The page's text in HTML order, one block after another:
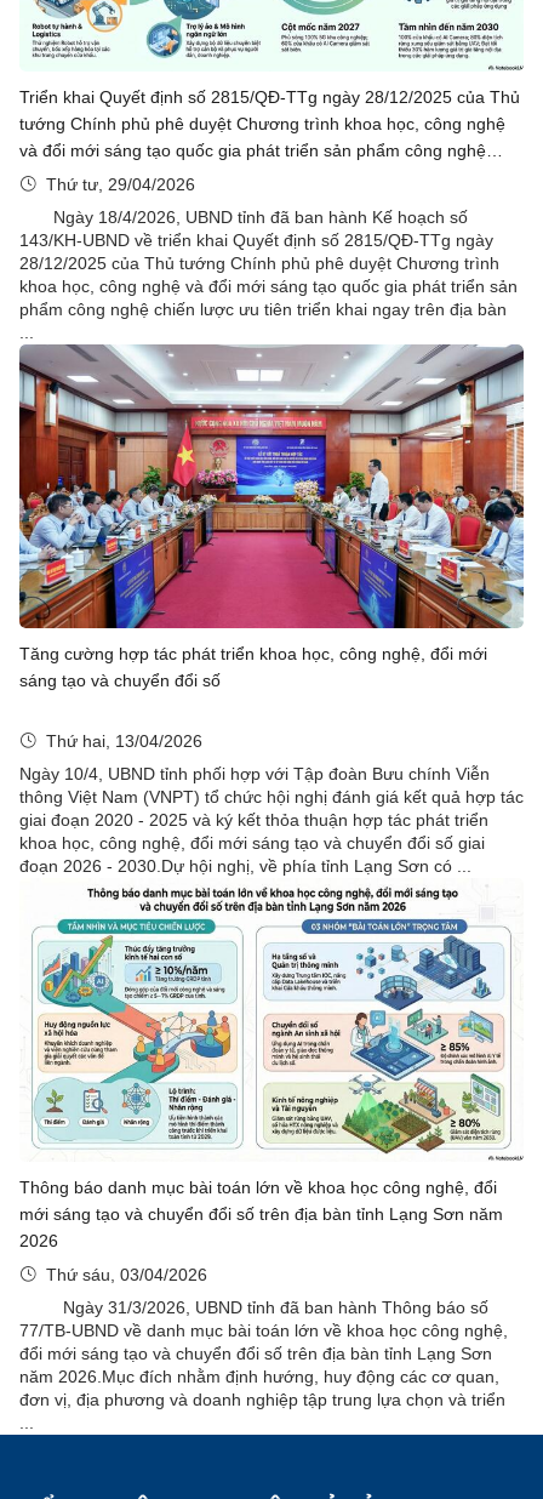
Triển khai Quyết định số 2815/QĐ-TTg ngày 28/12/2025 của Thủ
tướng Chính phủ phê duyệt Chương trình khoa học, công nghệ
và đổi mới sáng tạo quốc gia phát triển sản phẩm công nghệ
chiến lược ưu tiên triển khai ngay trên địa bàn tỉnh Lạng Sơn
Thứ tư, 29/04/2026
Ngày 18/4/2026, UBND tỉnh đã ban hành Kế hoạch số
143/KH-UBND về triển khai Quyết định số 2815/QĐ-TTg ngày
28/12/2025 của Thủ tướng Chính phủ phê duyệt Chương trình
khoa học, công nghệ và đổi mới sáng tạo quốc gia phát triển sản
phẩm công nghệ chiến lược ưu tiên triển khai ngay trên địa bàn
Tăng cường hợp tác phát triển khoa học, công nghệ, đổi mới
sáng tạo và chuyển đổi số
Thứ hai, 13/04/2026
Ngày 10/4, UBND tỉnh phối hợp với Tập đoàn Bưu chính Viễn
thông Việt Nam (VNPT) tổ chức hội nghị đánh giá kết quả hợp tác
giai đoạn 2020 - 2025 và ký kết thỏa thuận hợp tác phát triển
khoa học, công nghệ, đổi mới sáng tạo và chuyển đổi số giai
đoạn 2026 - 2030.Dự hội nghị, về phía tỉnh Lạng Sơn có ...
Thông báo danh mục bài toán lớn về khoa học công nghệ, đổi
mới sáng tạo và chuyển đổi số trên địa bàn tỉnh Lạng Sơn năm
2026
Thứ sáu, 03/04/2026
Ngày 31/3/2026, UBND tỉnh đã ban hành Thông báo số
77/TB-UBND về danh mục bài toán lớn về khoa học công nghệ,
đổi mới sáng tạo và chuyển đổi số trên địa bàn tỉnh Lạng Sơn
năm 2026.Mục đích nhằm định hướng, huy động các cơ quan,
đơn vị, địa phương và doanh nghiệp tập trung lựa chọn và triển